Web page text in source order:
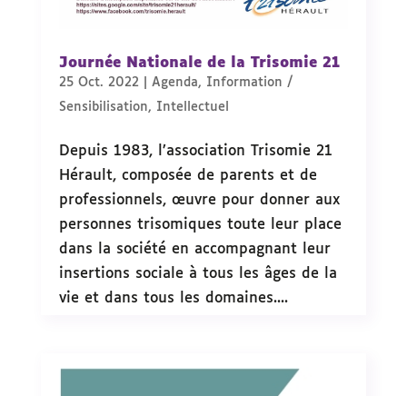
Journée Nationale de la Trisomie 21
25 Oct. 2022| Agenda, Information /
Sensibilisation, Intellectuel
Depuis 1983, l’association Trisomie 21
Hérault, composée de parents et de
professionnels, œuvre pour donner aux
personnes trisomiques toute leur place
dans la société en accompagnant leur
insertions sociale à tous les âges de la
vie et dans tous les domaines....